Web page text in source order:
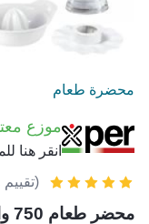
محضرة طعام
موزع
انقر هنا